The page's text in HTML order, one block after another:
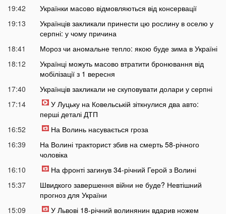
19:42
Українки масово відмовляються від консервації
19:13
Українців закликали принести цю рослину в оселю у
серпні: у чому причина
18:41
Мороз чи аномальне тепло: якою буде зима в Україні
18:12
Українці можуть масово втратити бронювання від
мобілізації з 1 вересня
17:40
Українців закликали не скуповувати долари у серпні
17:14
У Луцьку на Ковельській зіткнулися два авто:
перші деталі ДТП
16:52
На Волинь насувається гроза
16:39
На Волині тракторист збив на смерть 58-річного
чоловіка
16:10
На фронті загинув 34-річний Герой з Волині
15:37
Швидкого завершення війни не буде? Невтішний
прогноз для України
15:09
У Львові 18-річний волинянин вдарив ножем